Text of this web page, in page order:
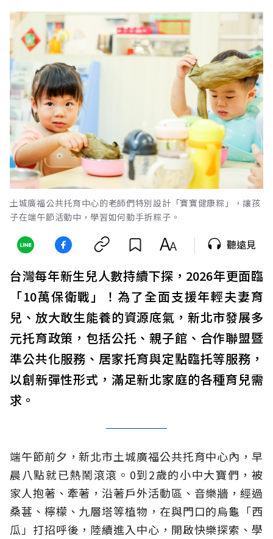
土城廣福公共托育中心的老師們特別設計「寶寶健康粽」，讓孩
子在端午節活動中，學習如何動手拆粽子。
聽遠見
台灣每年新生兒人數持續下探，2026年更面臨
「10萬保衛戰」！為了全面支援年輕夫妻育
兒、放大敢生能養的資源底氣，新北市發展多
元托育政策，包括公托、親子館、合作聯盟暨
準公共化服務、居家托育與定點臨托等服務，
以創新彈性形式，滿足新北家庭的各種育兒需
求。
端午節前夕，新北市土城廣福公共托育中心內，早
晨八點就已熱鬧滾滾。0到2歲的小中大寶們，被
家人抱著、牽著，沿著戶外活動區、音樂牆，經過
桑葚、檸檬、九層塔等植物，在與門口的烏龜「西
瓜」打招呼後，陸續進入中心，開啟快樂探索、學